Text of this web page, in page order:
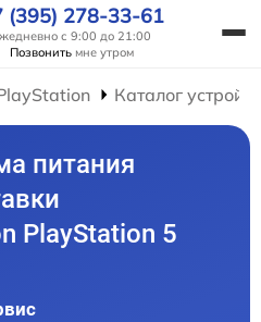
(395) 278-33-61
с 9:00 до 21:00
Позвонить мне утром
Каталог
питания
PlayStation 5